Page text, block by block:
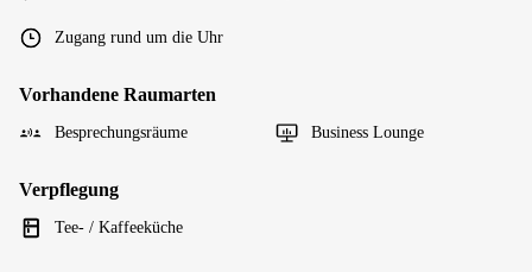
Zugang rund um die Uhr
Vorhandene Raumarten
Besprechungsräume Business Lounge
Verpflegung
Tee- / Kaffeeküche